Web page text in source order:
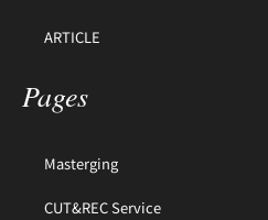
ARTICLE
Pages
Masterging
CUT&REC Service